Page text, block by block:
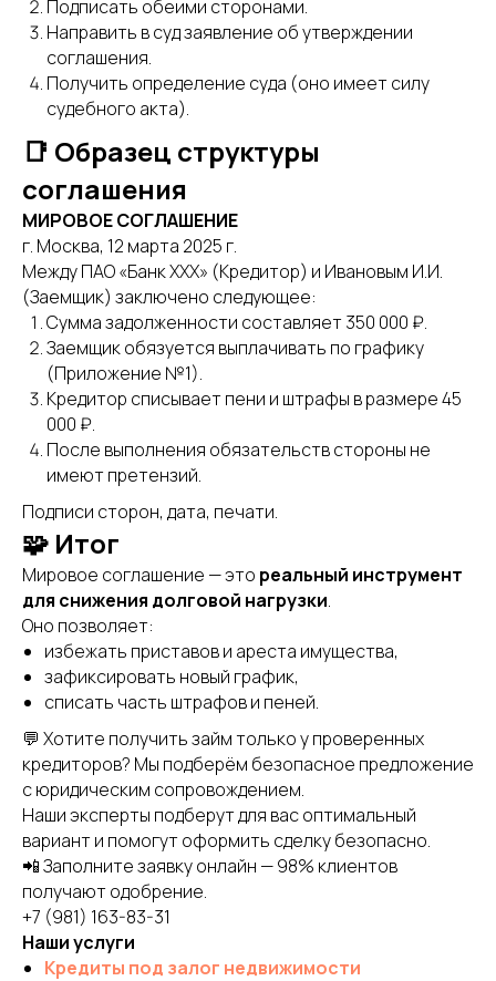
Подписать обеими сторонами.
Направить в суд заявление об утверждении
соглашения.
Получить определение суда (оно имеет силу
судебного акта).
📑 Образец структуры
соглашения
МИРОВОЕ СОГЛАШЕНИЕ
г. Москва, 12 марта 2025 г.
Между ПАО «Банк ХХХ» (Кредитор) и Ивановым И.И.
(Заемщик) заключено следующее:
Сумма задолженности составляет 350 000 ₽.
Заемщик обязуется выплачивать по графику
(Приложение №1).
Кредитор списывает пени и штрафы в размере 45
000 ₽.
После выполнения обязательств стороны не
имеют претензий.
Подписи сторон, дата, печати.
🧩 Итог
Мировое соглашение — это реальный инструмент
для снижения долговой нагрузки.
Оно позволяет:
избежать приставов и ареста имущества,
зафиксировать новый график,
списать часть штрафов и пеней.
💬 Хотите получить займ только у проверенных
кредиторов? Мы подберём безопасное предложение
с юридическим сопровождением.
Наши эксперты подберут для вас оптимальный
вариант и помогут оформить сделку безопасно.
📲 Заполните заявку онлайн — 98% клиентов
получают одобрение.
+7 (981) 163-83-31
Наши услуги
Кредиты под залог недвижимости